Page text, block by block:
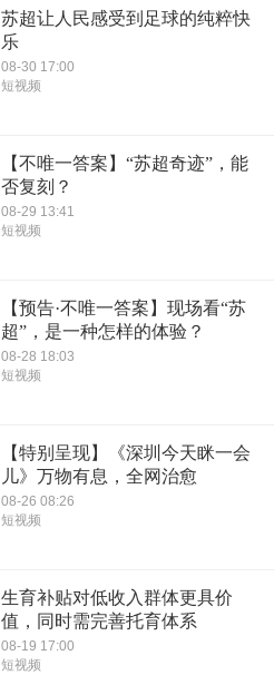
苏超让人民感受到足球的纯粹快
乐
08-30 17:00
短视频
【不唯一答案】“苏超奇迹”，能
否复刻？
08-29 13:41
短视频
【预告·不唯一答案】现场看“苏
超”，是一种怎样的体验？
08-28 18:03
短视频
【特别呈现】《深圳今天眯一会
儿》万物有息，全网治愈
08-26 08:26
短视频
生育补贴对低收入群体更具价
值，同时需完善托育体系
08-19 17:00
短视频